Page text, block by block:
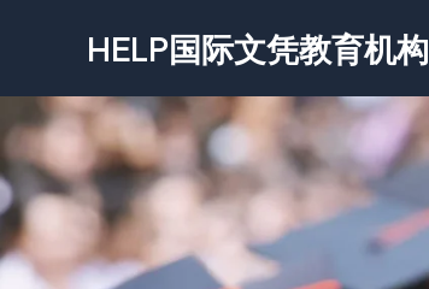
容
HELP国际文凭教育机构